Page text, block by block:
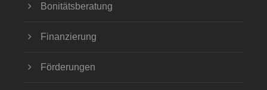
Bonitätsberatung
Finanzierung
Förderungen